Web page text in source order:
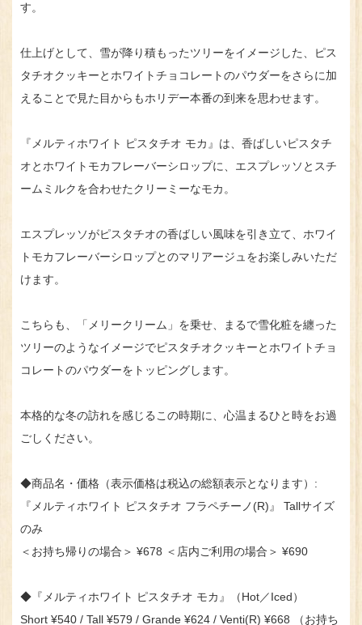
す。
仕上げとして、雪が降り積もったツリーをイメージした、ピス
タチオクッキーとホワイトチョコレートのパウダーをさらに加
えることで見た目からもホリデー本番の到来を思わせます。
『メルティホワイト ピスタチオ モカ』は、香ばしいピスタチ
オとホワイトモカフレーバーシロップに、エスプレッソとスチ
ームミルクを合わせたクリーミーなモカ。
エスプレッソがピスタチオの香ばしい風味を引き立て、ホワイ
トモカフレーバーシロップとのマリアージュをお楽しみいただ
けます。
こちらも、「メリークリーム」を乗せ、まるで雪化粧を纏った
ツリーのようなイメージでピスタチオクッキーとホワイトチョ
コレートのパウダーをトッピングします。
本格的な冬の訪れを感じるこの時期に、心温まるひと時をお過
ごしください。
◆商品名・価格（表示価格は税込の総額表示となります）:
『メルティホワイト ピスタチオ フラペチーノ(R)』 Tallサイズ
のみ
＜お持ち帰りの場合＞ ¥678 ＜店内ご利用の場合＞ ¥690
◆『メルティホワイト ピスタチオ モカ』（Hot／Iced）
Short ¥540 / Tall ¥579 / Grande ¥624 / Venti(R) ¥668 （お持ち